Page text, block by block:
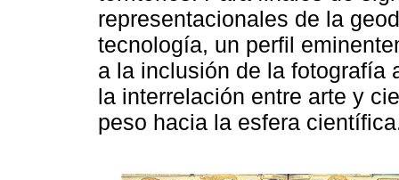
representacionales de la
tecnología, un perfil
a la inclusión de la fotografía
la interrelación entre arte y
peso hacia la esfera